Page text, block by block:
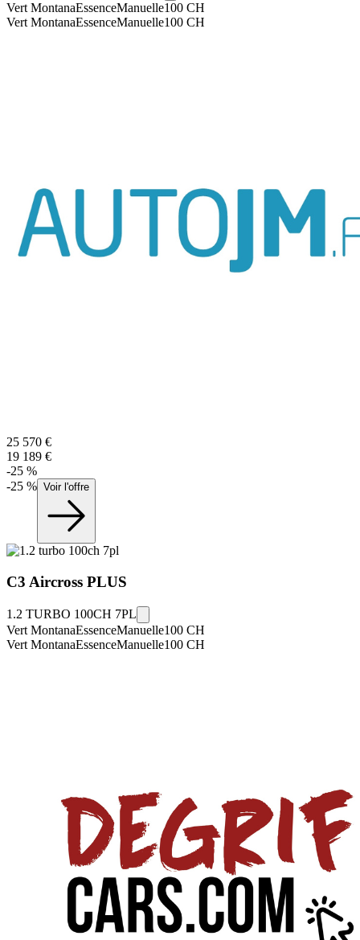
Vert MontanaEssenceManuelle100 CH
Vert MontanaEssenceManuelle100 CH
25 570 €
19 189 €
-25 %
-25 % Voir l'offre
C3 Aircross PLUS
1.2 TURBO 100CH 7PL
Vert MontanaEssenceManuelle100 CH
Vert MontanaEssenceManuelle100 CH